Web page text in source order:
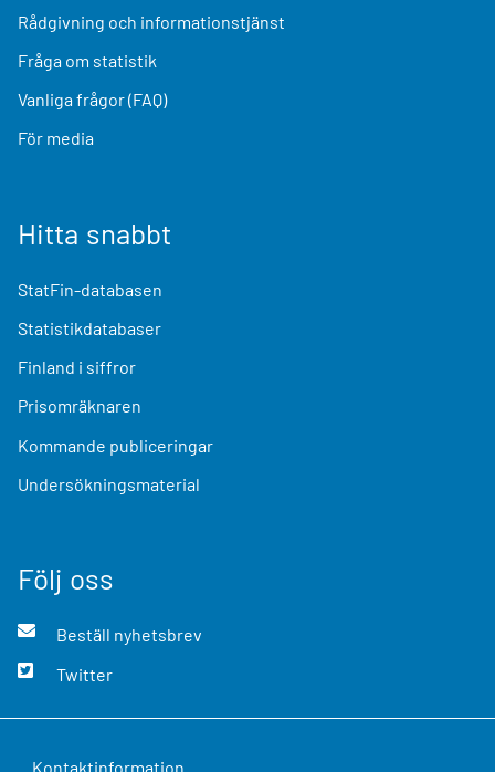
Rådgivning och informationstjänst
Fråga om statistik
Vanliga frågor (FAQ)
För media
Hitta snabbt
StatFin-databasen
Statistikdatabaser
Finland i siffror
Prisomräknaren
Kommande publiceringar
Undersökningsmaterial
Följ oss
Beställ nyhetsbrev
Twitter
Kontaktinformation